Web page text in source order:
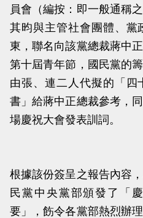
員會（編按：即一般通稱
其昀與主管社會團體、黨
東，聯名向該黨總裁蔣中
第十屆青年節，國民黨的
由張、連二人代擬的「四
書」給蔣中正總裁參考，
場慶祝大會發表訓詞。
根據該份簽呈之報告內容
民黨中央黨部頒發了「
要」，飭令各黨部熱烈辦